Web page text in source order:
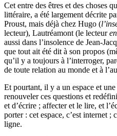
Cet entre des êtres et des choses
littéraire, a été largement décrite
Proust, mais déjà chez Hugo (
lecteur), Lautréamont (le lecteur
aussi dans l’insolence de Jean-
que tout ait été dit à son propos
qu’il y a toujours à l’interroger,
de toute relation au monde et à
Et pourtant, il y a un espace et
renouveler ces questions et
et d’écrire ; affecter et le lire, et
porter : cet espace, c’est internet ;
ligne.